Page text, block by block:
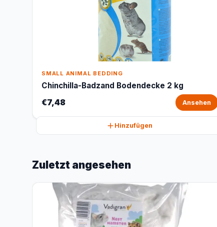
SMALL ANIMAL BEDDING
Chinchilla-Badzand Bodendecke 2 kg
€7,48 Ansehen
Hinzufügen
Zuletzt angesehen